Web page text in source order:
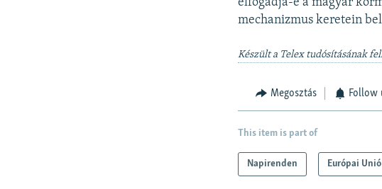
mechanizmus keretein
Készült a Telex tudósításának
Megosztás Follow
This item is part of
Napirenden Európai Unió